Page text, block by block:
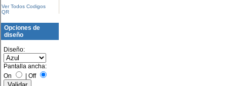
Ver Todos Codigos
QR
Opciones de
diseño
Diseño:
Pantalla ancha:
On
| Off